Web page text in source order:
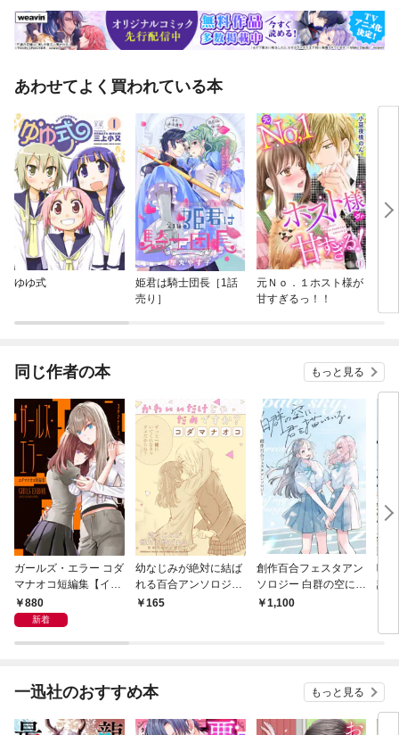
あわせてよく買われている本
ゆゆ式
姫君は騎士団長［1話
売り］
元Ｎｏ．１ホスト様が
甘すぎるっ！！
同じ作者の本 もっと見る
ガールズ・エラー コダ
マナオコ短編集【イラ
スト特典付】
880
新着
幼なじみが絶対に結ば
れる百合アンソロジー
『かわいいだけじゃだ
165
創作百合フェスタアン
ソロジー 白群の空に君
を描いている。
1,100
嘘
論:
一迅社のおすすめ本 もっと見る